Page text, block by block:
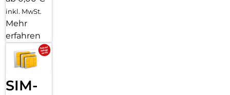
inkl. MwSt.
Mehr
erfahren
SIM-